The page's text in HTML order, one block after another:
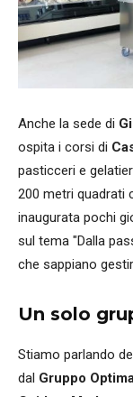
Anche la sede di
ospita i corsi di
pasticceri e
200 metri quadrati
inaugurata pochi
sul tema "Dalla
che sappiano
Un solo
Stiamo parlando
dal Gruppo